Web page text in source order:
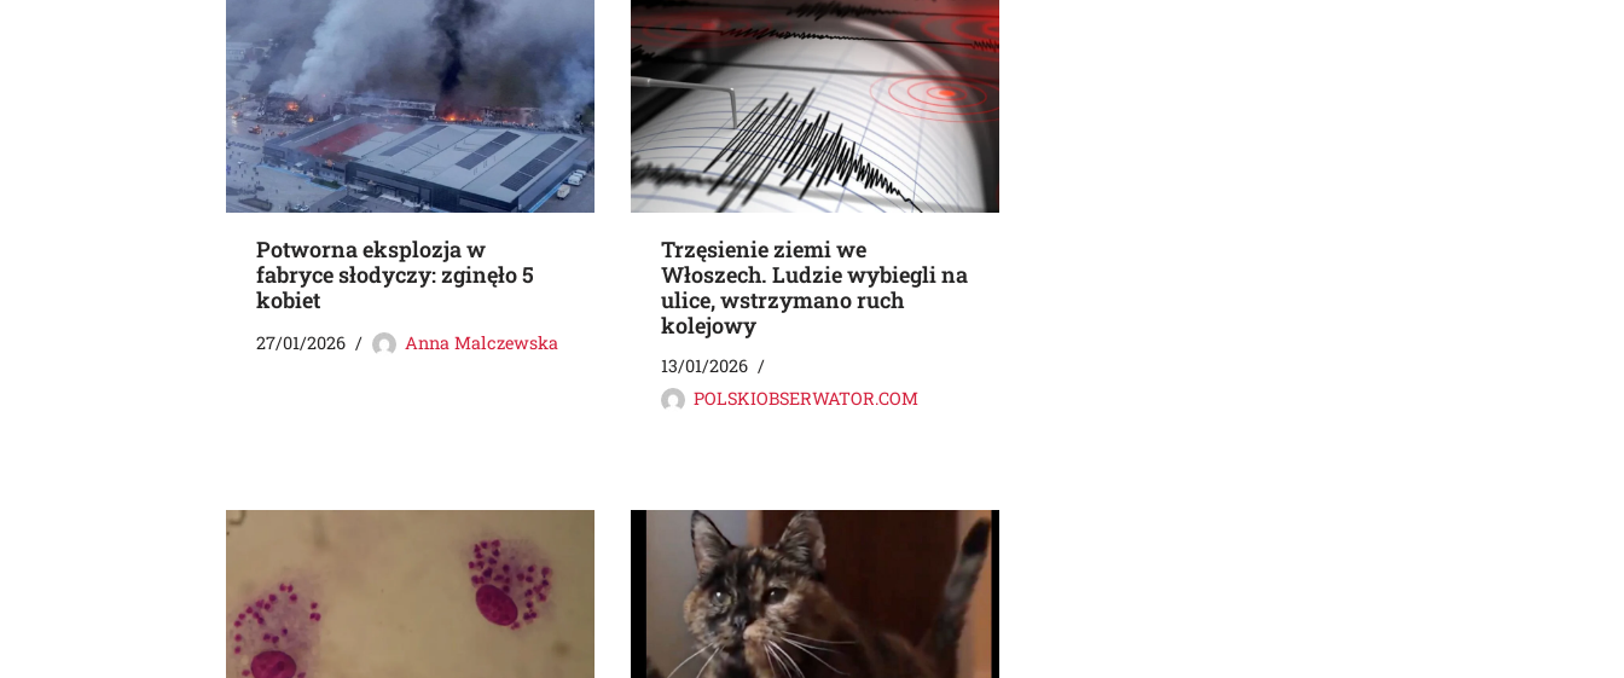
Potworna eksplozja w
fabryce słodyczy: zginęło 5
kobiet
27/01/2026 Anna Malczewska
Trzęsienie ziemi we
Włoszech. Ludzie wybiegli na
ulice, wstrzymano ruch
kolejowy
13/01/2026
POLSKIOBSERWATOR.COM